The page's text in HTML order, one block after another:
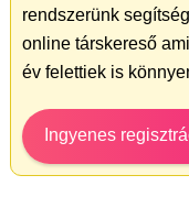
rendszerünk
online társkereső
év felettiek is
Ingyenes